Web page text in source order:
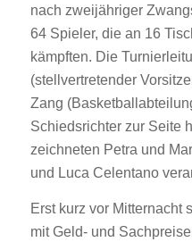
nach zweijähriger
64 Spieler, die an 16
kämpften. Die
(stellvertretender
Zang
Schiedsrichter zur Seite
zeichneten Petra und
und Luca Celentano
Erst kurz vor Mitternacht
mit Geld- und